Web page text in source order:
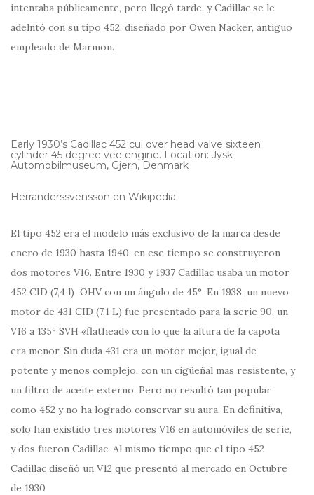
intentaba públicamente, pero llegó tarde, y Cadillac se le
adelntó con su tipo 452, diseñado por Owen Nacker, antiguo
empleado de Marmon.
Early 1930’s Cadillac 452 cui over head valve sixteen
cylinder 45 degree vee engine. Location: Jysk
Automobilmuseum, Gjern, Denmark
Herranderssvensson en Wikipedia
El tipo 452 era el modelo más exclusivo de la marca desde
enero de 1930 hasta 1940. en ese tiempo se construyeron
dos motores V16. Entre 1930 y 1937 Cadillac usaba un motor
452 CID (7,4 l) OHV con un ángulo de 45°. En 1938, un nuevo
motor de 431 CID (7.1 L) fue presentado para la serie 90, un
V16 a 135º SVH «flathead» con lo que la altura de la capota
era menor. Sin duda 431 era un motor mejor, igual de
potente y menos complejo, con un cigüeñal mas resistente, y
un filtro de aceite externo. Pero no resultó tan popular
como 452 y no ha logrado conservar su aura. En definitiva,
solo han existido tres motores V16 en automóviles de serie,
y dos fueron Cadillac. Al mismo tiempo que el tipo 452
Cadillac diseñó un V12 que presentó al mercado en Octubre
de 1930